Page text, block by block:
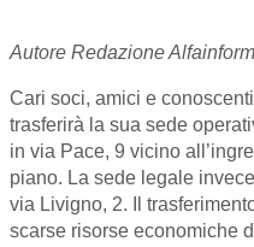
Autore Redazione
Cari soci, amici e
trasferirà la sua sede
in via Pace, 9 vicino
piano. La sede legale
via Livigno, 2. Il
scarse risorse economiche